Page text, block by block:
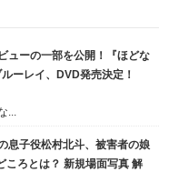
ューの一部を公開！『ほどな
ーレイ、DVD発売決定！
...
息子役松村北斗、被害者の娘
ころとは？ 新規場面写真 解